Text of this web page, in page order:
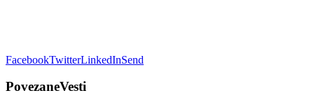
FacebookTwitterLinkedInSend
PovezaneVesti